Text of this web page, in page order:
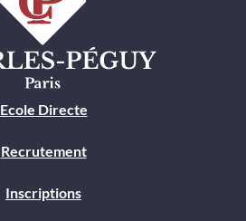
Ecole Directe
Recrutement
Inscriptions